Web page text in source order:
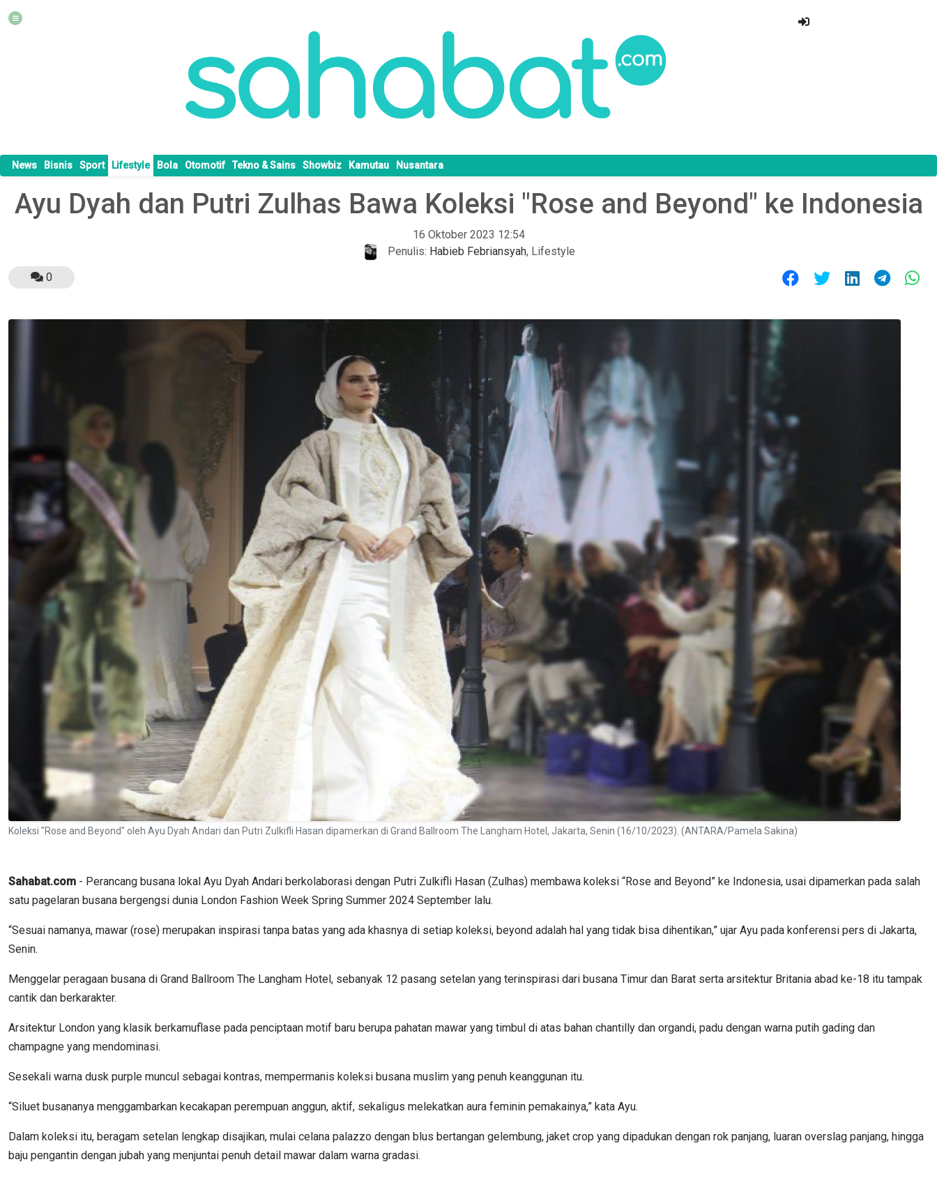
News Bisnis Sport Lifestyle Bola Otomotif Tekno & Sains Showbiz Kamutau Nusantara
Ayu Dyah dan Putri Zulhas Bawa Koleksi "Rose and Beyond" ke Indonesia
16 Oktober 2023 12:54
Penulis: Habieb Febriansyah, Lifestyle
0
Koleksi "Rose and Beyond" oleh Ayu Dyah Andari dan Putri Zulkifli Hasan dipamerkan di Grand Ballroom The Langham Hotel, Jakarta, Senin (16/10/2023). (ANTARA/Pamela Sakina)
Sahabat.com - Perancang busana lokal Ayu Dyah Andari berkolaborasi dengan Putri Zulkifli Hasan (Zulhas) membawa koleksi “Rose and Beyond” ke Indonesia, usai dipamerkan pada salah
satu pagelaran busana bergengsi dunia London Fashion Week Spring Summer 2024 September lalu.
“Sesuai namanya, mawar (rose) merupakan inspirasi tanpa batas yang ada khasnya di setiap koleksi, beyond adalah hal yang tidak bisa dihentikan,” ujar Ayu pada konferensi pers di Jakarta,
Senin.
Menggelar peragaan busana di Grand Ballroom The Langham Hotel, sebanyak 12 pasang setelan yang terinspirasi dari busana Timur dan Barat serta arsitektur Britania abad ke-18 itu tampak
cantik dan berkarakter.
Arsitektur London yang klasik berkamuflase pada penciptaan motif baru berupa pahatan mawar yang timbul di atas bahan chantilly dan organdi, padu dengan warna putih gading dan
champagne yang mendominasi.
Sesekali warna dusk purple muncul sebagai kontras, mempermanis koleksi busana muslim yang penuh keanggunan itu.
“Siluet busananya menggambarkan kecakapan perempuan anggun, aktif, sekaligus melekatkan aura feminin pemakainya,” kata Ayu.
Dalam koleksi itu, beragam setelan lengkap disajikan, mulai celana palazzo dengan blus bertangan gelembung, jaket crop yang dipadukan dengan rok panjang, luaran overslag panjang, hingga
baju pengantin dengan jubah yang menjuntai penuh detail mawar dalam warna gradasi.